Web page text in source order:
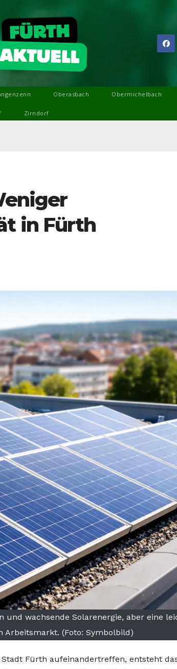
Oberasbach Obermichelbach
Zirndorf
in Fürth
wachsende Solarenergie, aber eine
(Foto: Symbolbild)
Fürth aufeinandertreffen, entsteht